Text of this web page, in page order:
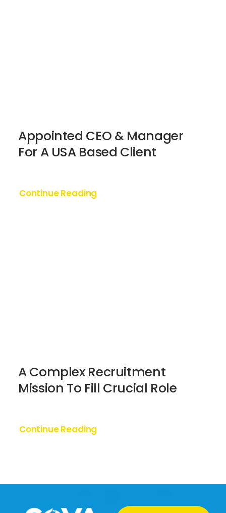
Appointed CEO & Manager
For A USA Based Client
Continue Reading
A Complex Recruitment
Mission To Fill Crucial Role
Continue Reading